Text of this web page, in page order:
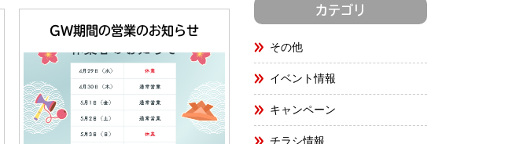
GW期間の営業のお知らせ
カテゴリ
その他
イベント情報
キャンペーン
チラシ情報